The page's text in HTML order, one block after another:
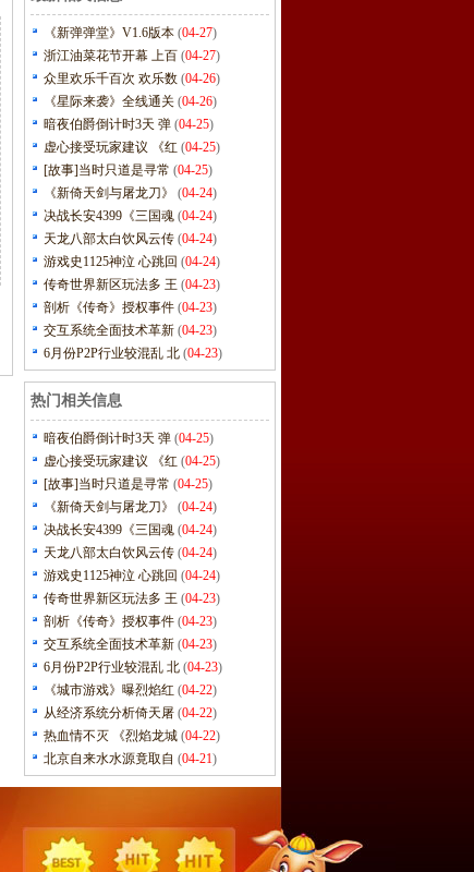
《新弹弹堂》V1.6版本 (04-27)
浙江油菜花节开幕 上百 (04-27)
众里欢乐千百次 欢乐数 (04-26)
《星际来袭》全线通关 (04-26)
暗夜伯爵倒计时3天 弹 (04-25)
虚心接受玩家建议 《红 (04-25)
[故事]当时只道是寻常 (04-25)
《新倚天剑与屠龙刀》
(04-24)
决战长安4399《三国魂 (04-24)
天龙八部太白饮风云传 (04-24)
游戏史1125神泣 心跳回 (04-24)
传奇世界新区玩法多 王 (04-23)
剖析《传奇》授权事件 (04-23)
交互系统全面技术革新 (04-23)
6月份P2P行业较混乱 北 (04-23)
热门相关信息
暗夜伯爵倒计时3天 弹 (04-25)
虚心接受玩家建议 《红 (04-25)
[故事]当时只道是寻常 (04-25)
《新倚天剑与屠龙刀》
(04-24)
决战长安4399《三国魂 (04-24)
天龙八部太白饮风云传 (04-24)
游戏史1125神泣 心跳回 (04-24)
传奇世界新区玩法多 王 (04-23)
剖析《传奇》授权事件 (04-23)
交互系统全面技术革新 (04-23)
6月份P2P行业较混乱 北 (04-23)
《城市游戏》曝烈焰红 (04-22)
从经济系统分析倚天屠 (04-22)
热血情不灭 《烈焰龙城 (04-22)
北京自来水水源竟取自 (04-21)